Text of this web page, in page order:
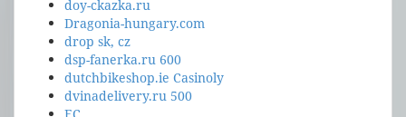
doy-ckazka.ru
Dragonia-hungary.com
drop sk, cz
dsp-fanerka.ru 600
dutchbikeshop.ie Casinoly
dvinadelivery.ru 500